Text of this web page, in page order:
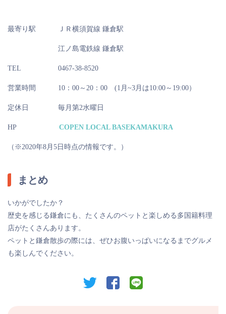
最寄り駅 ＪＲ横須賀線 鎌倉駅
江ノ島電鉄線 鎌倉駅
TEL 0467-38-8520
営業時間 10：00～20：00 (1月~3月は10:00～19:00）
定休日 毎月第2水曜日
HP COPEN LOCAL BASEKAMAKURA
（※2020年8月5日時点の情報です。）
まとめ
いかがでしたか？
歴史を感じる鎌倉にも、たくさんのペットと楽しめる多国籍料理
店がたくさんあります。
ペットと鎌倉散歩の際には、ぜひお腹いっぱいになるまでグルメ
も楽しんでください。
twitter facebook